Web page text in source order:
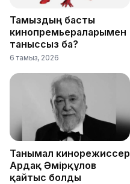
Тамыздың басты
кинопремьераларымен
таныссыз ба?
6 тамыз, 2026
Танымал кинорежиссер
Ардақ Әмірқұлов
қайтыс болды